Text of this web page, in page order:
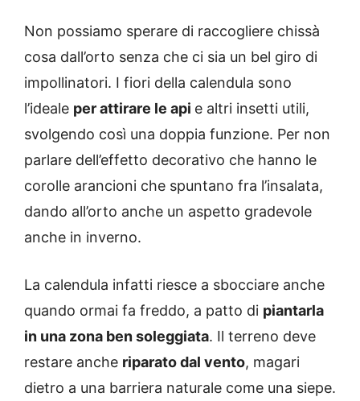
Non possiamo sperare di raccogliere chissà
cosa dall’orto senza che ci sia un bel giro di
impollinatori. I fiori della calendula sono
l’ideale per attirare le api e altri insetti utili,
svolgendo così una doppia funzione. Per non
parlare dell’effetto decorativo che hanno le
corolle arancioni che spuntano fra l’insalata,
dando all’orto anche un aspetto gradevole
anche in inverno.
La calendula infatti riesce a sbocciare anche
quando ormai fa freddo, a patto di piantarla
in una zona ben soleggiata. Il terreno deve
restare anche riparato dal vento, magari
dietro a una barriera naturale come una siepe.